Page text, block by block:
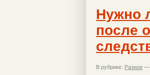
Нужно
после
В рубрике: Разное —